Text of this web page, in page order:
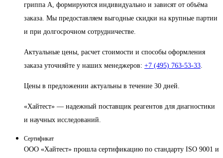
гриппа A, формируются индивидуально и зависят от объёма
заказа. Мы предоставляем выгодные скидки на крупные партии
и при долгосрочном сотрудничестве.
Актуальные цены, расчет стоимости и способы оформления
заказа уточняйте у наших менеджеров: +7 (495) 763-53-33
Цены в предложении актуальны в течение 30 дней.
«Хайтест» — надежный поставщик реагентов для диагностики
и научных исследований.
Сертификат
ООО «Хайтест» прошла сертификацию по стандарту ISO 9001 и